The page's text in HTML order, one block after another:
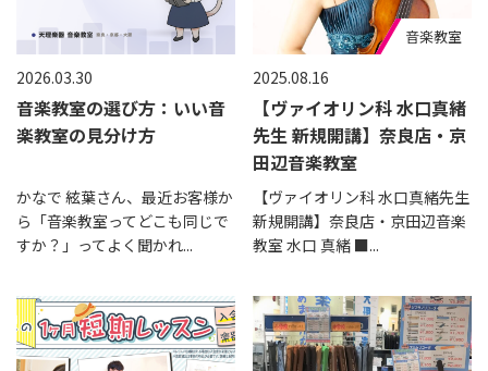
2026.03.30
音楽教室の選び方：いい音
楽教室の見分け方
かなで 絃葉さん、最近お客様か
ら「音楽教室ってどこも同じで
すか？」ってよく聞かれ...
2025.08.16
【ヴァイオリン科 水口真緒
先生 新規開講】奈良店・京
田辺音楽教室
【ヴァイオリン科 水口真緒先生
新規開講】奈良店・京田辺音楽
教室 水口 真緒 ■...
音楽教室